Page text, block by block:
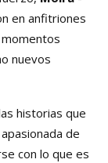
en anfitriones
nuevos
historias que
de
con lo que es